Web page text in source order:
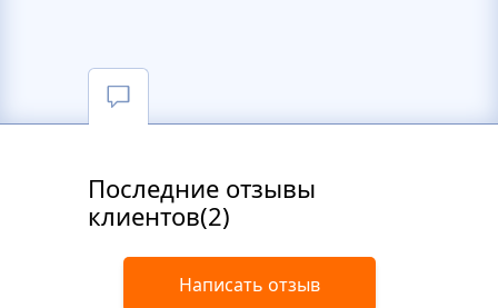
Последние отзывы
клиентов(2)
Написать отзыв